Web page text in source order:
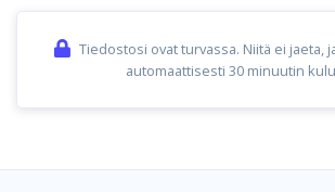
Tiedostosi ovat turvassa. Niitä ei jaeta,
automaattisesti 30 minuutin